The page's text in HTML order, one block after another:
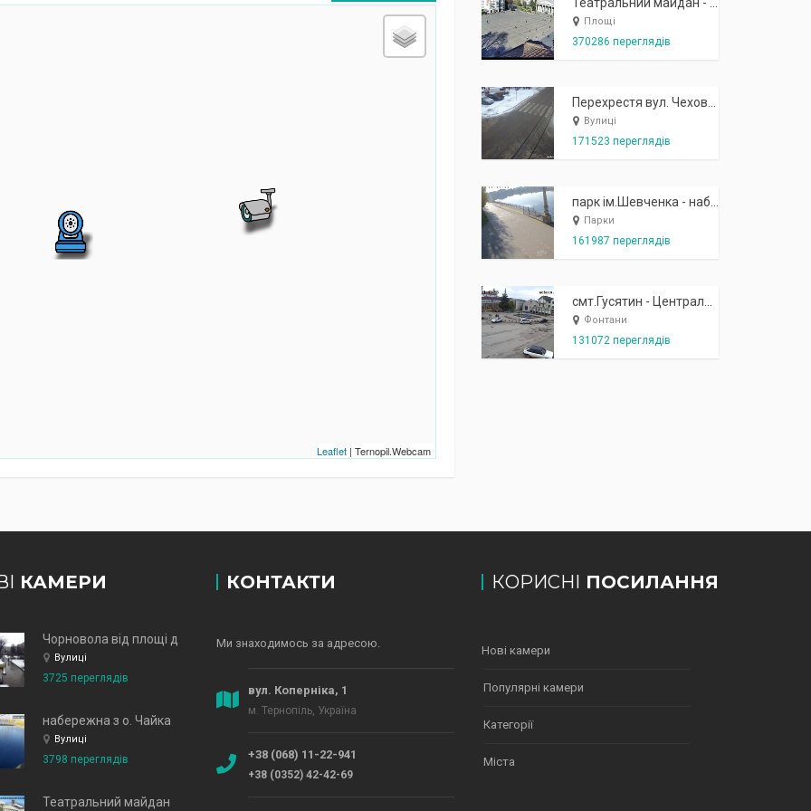
Leaflet| Ternopil.Webcam
Площі
370286 переглядів
Вулиці
171523 переглядів
Парки
161987 переглядів
Фонтани
131072 переглядів
КАМЕРИ
Вулиці
3725 переглядів
набережна з о. Чайка
Вулиці
3798 переглядів
Театральний майдан
КОНТАКТИ
Ми знаходимось за адресою.
вул. Коперніка, 1
м. Тернопіль, Україна
+38 (068) 11-22-941
+38 (0352) 42-42-69
КОРИСНІ ПОСИЛАННЯ
Нові камери
Популярні камери
Категорії
Міста